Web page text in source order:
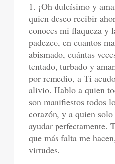
1. ¡Oh dulcísimo y
quien deseo recibir
conoces mi flaqueza y
padezco, en cuantos
abismado, cuántas
tentado, turbado y
por remedio, a Ti
alivio. Hablo a quien
son manifiestos todos
corazón, y a quien
ayudar perfectamente.
que más falta me
virtudes.